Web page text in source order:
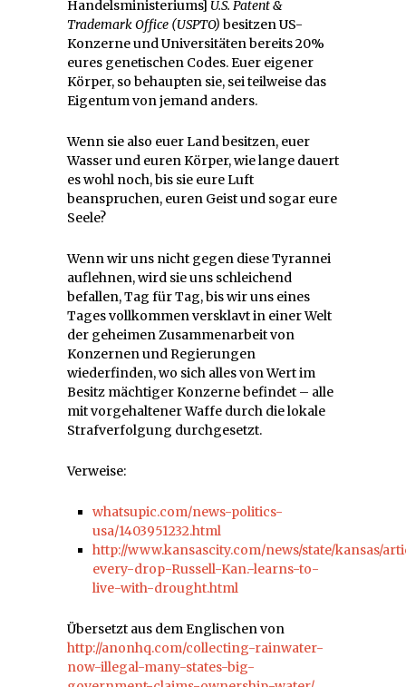
Handelsministeriums] U.S. Patent &
Trademark Office (USPTO) besitzen US-
Konzerne und Universitäten bereits 20%
eures genetischen Codes. Euer eigener
Körper, so behaupten sie, sei teilweise das
Eigentum von jemand anders.
Wenn sie also euer Land besitzen, euer
Wasser und euren Körper, wie lange dauert
es wohl noch, bis sie eure Luft
beanspruchen, euren Geist und sogar eure
Seele?
Wenn wir uns nicht gegen diese Tyrannei
auflehnen, wird sie uns schleichend
befallen, Tag für Tag, bis wir uns eines
Tages vollkommen versklavt in einer Welt
der geheimen Zusammenarbeit von
Konzernen und Regierungen
wiederfinden, wo sich alles von Wert im
Besitz mächtiger Konzerne befindet – alle
mit vorgehaltener Waffe durch die lokale
Strafverfolgung durchgesetzt.
Verweise:
whatsupic.com/news-politics-
usa/1403951232.html
http://www.kansascity.com/news/state/kansas/
every-drop-Russell-Kan.-learns-to-
live-with-drought.html
Übersetzt aus dem Englischen von
http://anonhq.com/collecting-rainwater-
now-illegal-many-states-big-